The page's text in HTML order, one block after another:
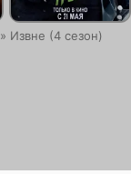
» Извне (4 сезон)